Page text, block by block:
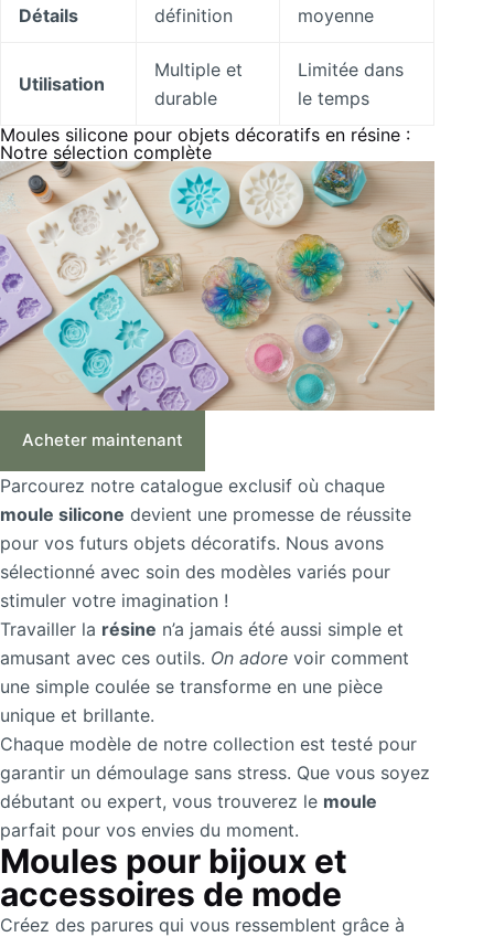
Détails
définition
moyenne
Utilisation
Multiple et
durable
Limitée dans
le temps
Moules silicone pour objets décoratifs en résine :
Notre sélection complète
Acheter maintenant
Parcourez notre catalogue exclusif où chaque
moule silicone devient une promesse de réussite
pour vos futurs objets décoratifs. Nous avons
sélectionné avec soin des modèles variés pour
stimuler votre imagination !
Travailler la résine n’a jamais été aussi simple et
amusant avec ces outils. On adore voir comment
une simple coulée se transforme en une pièce
unique et brillante.
Chaque modèle de notre collection est testé pour
garantir un démoulage sans stress. Que vous soyez
débutant ou expert, vous trouverez le moule
parfait pour vos envies du moment.
Moules pour bijoux et
accessoires de mode
Créez des parures qui vous ressemblent grâce à